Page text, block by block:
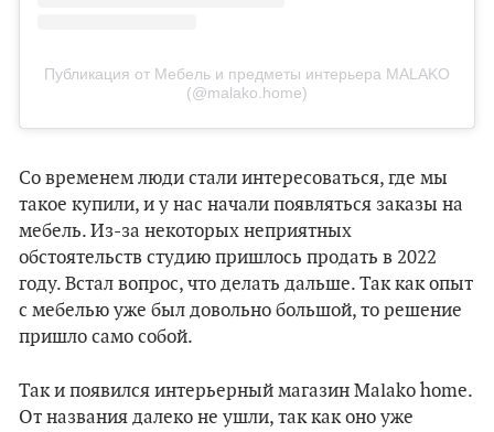
Публикация от Мебель и предметы интерьера MALAKO
(@malako.home)
Со временем люди стали интересоваться, где мы
такое купили, и у нас начали появляться заказы на
мебель. Из-за некоторых неприятных
обстоятельств студию пришлось продать в 2022
году. Встал вопрос, что делать дальше. Так как опыт
с мебелью уже был довольно большой, то решение
пришло само собой.
Так и появился интерьерный магазин Malako home.
От названия далеко не ушли, так как оно уже